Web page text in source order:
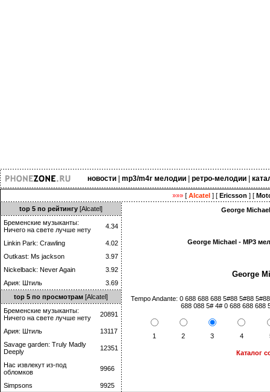
новости| mp3/m4r мелодии| ретро-мелодии|
»»»[ Alcatel] [ Ericsson ] [
top 5 по рейтингу [Alcatel]
Бременские музыканты:
Ничего на свете лучше нету
4.34
Linkin Park: Crawling
4.02
Outkast: Ms jackson
3.97
Nickelback: Never Again
3.92
Ария: Штиль
3.69
top 5 по просмотрам [Alcatel]
Бременские музыканты:
Ничего на свете лучше нету
20891
Ария: Штиль
13117
Savage garden: Truly Madly
Deeply
12351
Нас извлекут из-под
обломков
9966
Simpsons 9925
George
George Michael - MP3
George
Tempo Andante: 0 688 688 688 5#88 5#88
688 088 5# 4# 0 688 688 688
1 2 3 4
Каталог